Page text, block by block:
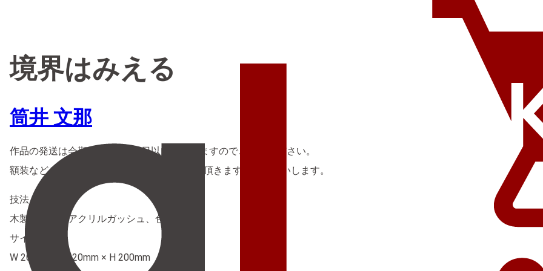
境界はみえる
筒井 文那
作品の発送は会期終了後3営業日以内となりますのでご理解ください。
額装などご希望の場合は別途店舗までご連絡頂きますようお願いします。
技法
木製パネルにアクリルガッシュ、色鉛筆
サイズ
W 200mm × D 20mm × H 200mm